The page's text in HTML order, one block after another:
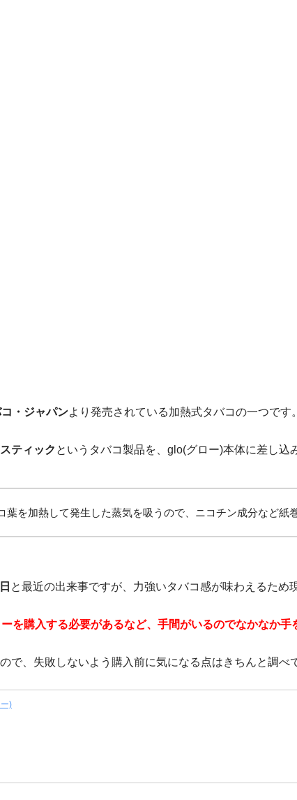
・ジャパンより発売されている加熱式タバコの一つです。
ティック というタバコ製品を、glo(グロー)本体に差し込
葉を加熱して発生した蒸気を吸うので、ニコチン成分など紙
と最近の出来事ですが、力強いタバコ感が味わえるため
を購入する必要があるなど、手間がいるのでなかなか手
で、失敗しないよう購入前に気になる点はきちんと調べ
)